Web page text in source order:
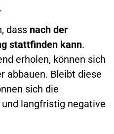
dass nach der
stattfinden kann.
erholen, können sich
abbauen. Bleibt diese
sich die
langfristig negative